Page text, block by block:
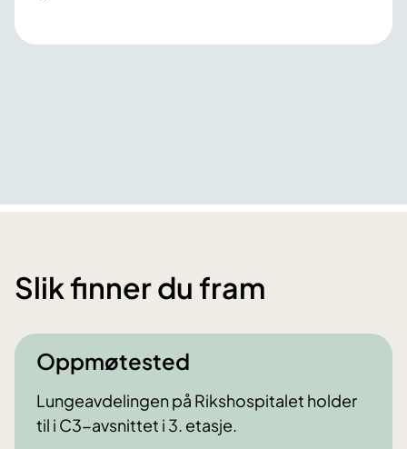
Slik finner du fram
Oppmøtested
Lungeavdelingen på Rikshospitalet holder
til i C3-avsnittet i 3. etasje.